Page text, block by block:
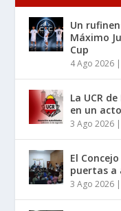
Un
Máximo
Cup
4 Ago 2026 |
La UCR
en un
3 Ago 2026 |
El
puertas a
3 Ago 2026 |